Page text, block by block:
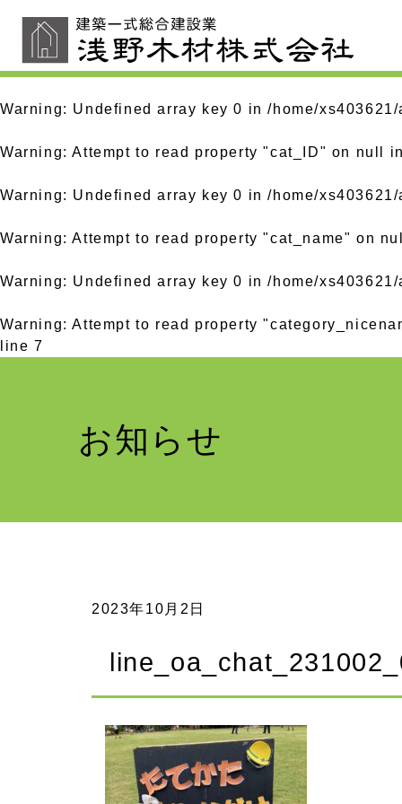
Warning: Undefined array key 0 in/home/
Warning: Attempt to read property "cat_ID" on null
Warning: Undefined array key 0 in/home/
Warning: Attempt to read property "cat_name" on
Warning: Undefined array key 0 in/home/
Warning: Attempt to read property
line 7
お知らせ
2023年10月2日